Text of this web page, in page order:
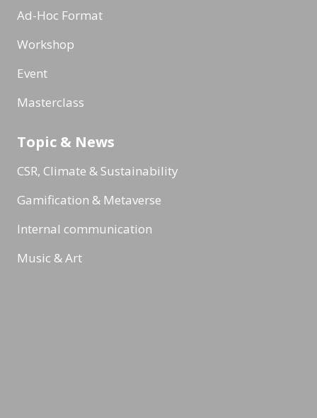
Ad-Hoc Format
Workshop
Event
Masterclass
Topic & News
CSR, Climate & Sustainability
Gamification & Metaverse
Internal communication
Music & Art